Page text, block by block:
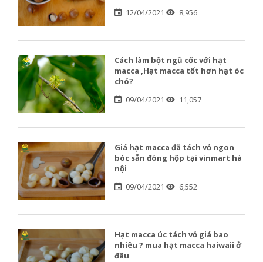
12/04/2021
8,956
Cách làm bột ngũ cốc với hạt
macca ,Hạt macca tốt hơn hạt óc
chó?
09/04/2021
11,057
Giá hạt macca đã tách vỏ ngon
bóc sẵn đóng hộp tại vinmart hà
nội
09/04/2021
6,552
Hạt macca úc tách vỏ giá bao
nhiêu ? mua hạt macca haiwaii ở
đâu